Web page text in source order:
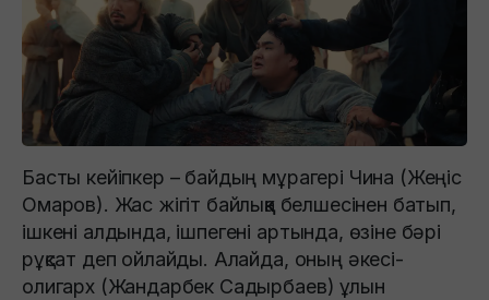
Басты кейіпкер – байдың мұрагері Чина (Жеңіс
Омаров). Жас жігіт байлыққа белшесінен батып,
ішкені алдында, ішпегені артында, өзіне бәрі
рұқсат деп ойлайды. Алайда, оның әкесі-
олигарх (Жандарбек Садырбаев) ұлын